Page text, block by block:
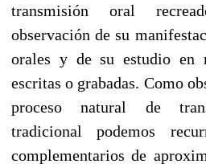
transmisión oral
observación de su
orales y de su estudio en
escritas o grabadas. Como
proceso natural de
tradicional podemos
complementarios de